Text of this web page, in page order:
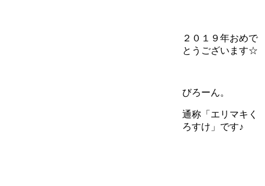
２０１９年おめで
とうございます☆
びろーん。
通称「エリマキく
ろすけ」です♪